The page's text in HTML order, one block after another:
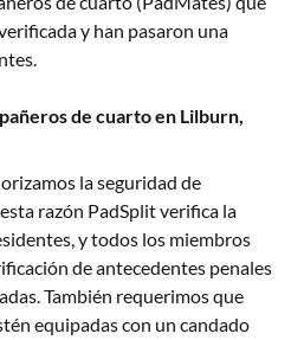
y han pasaron una
de cuarto en Lilburn,
la seguridad de
razón PadSplit verifica la
y todos los miembros
de antecedentes penales
También requerimos que
equipadas con un candado